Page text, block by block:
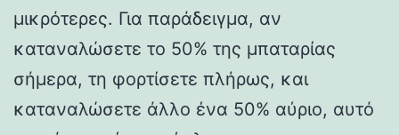
μικρότερες. Για παράδειγμα, αν
καταναλώσετε το 50% της μπαταρίας
σήμερα, τη φορτίσετε πλήρως, και
καταναλώσετε άλλο ένα 50% αύριο, αυτό